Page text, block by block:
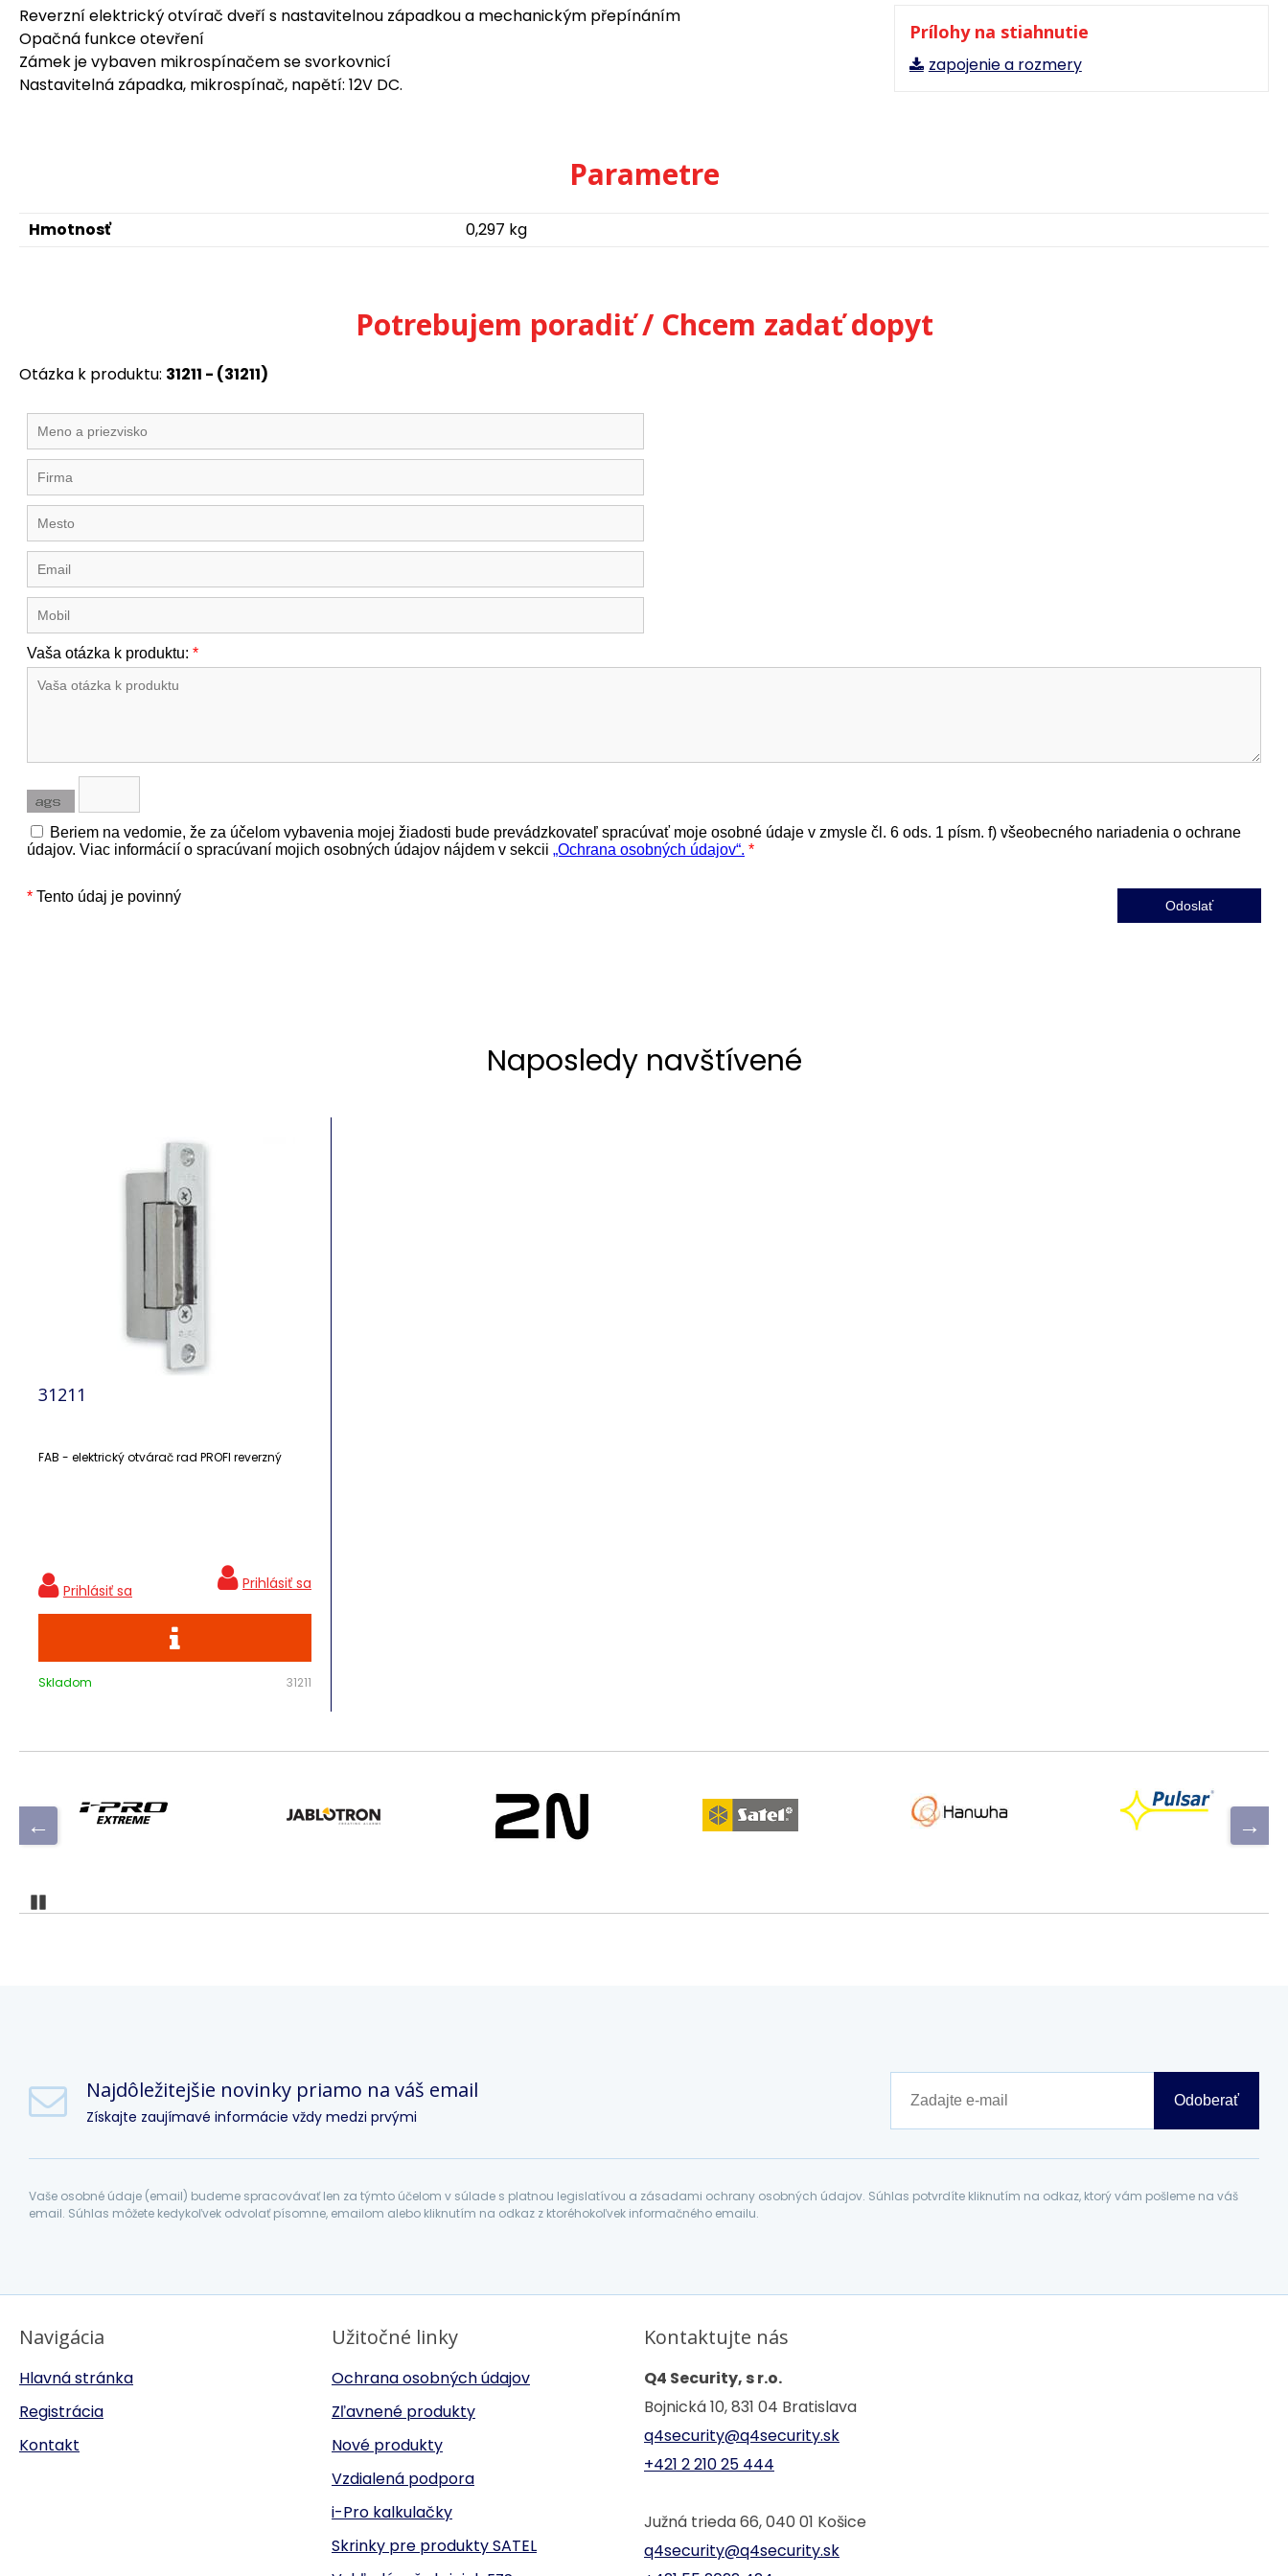
Prílohy na stiahnutie
zapojenie a rozmery
Reverzní elektrický otvírač dveří s nastavitelnou západkou a mechanickým přepínáním
Opačná funkce otevření
Zámek je vybaven mikrospínačem se svorkovnicí
Nastavitelná západka, mikrospínač, napětí: 12V DC.
Parametre
Hmotnosť 0,297 kg
Potrebujem poradiť / Chcem zadať dopyt
Otázka k produktu: 31211 - (31211)
Naposledy navštívené
31211
FAB - elektrický otvárač rad PROFI reverzný
Skladom 31211
Najdôležitejšie novinky priamo na váš email
Získajte zaujímavé informácie vždy medzi prvými
Odoberať
Vaše osobné údaje (email) budeme spracovávať len za týmto účelom v súlade s platnou legislatívou a zásadami ochrany osobných údajov. Súhlas potvrdíte kliknutím na odkaz, ktorý vám pošleme na váš
email. Súhlas môžete kedykoľvek odvolať písomne, emailom alebo kliknutím na odkaz z ktoréhokoľvek informačného emailu.
Navigácia
Hlavná stránka
Registrácia
Kontakt
Užitočné linky
Ochrana osobných údajov
Zľavnené produkty
Nové produkty
Vzdialená podpora
i-Pro kalkulačky
Skrinky pre produkty SATEL
Kontaktujte nás
Q4 Security, s r.o.
Bojnická 10, 831 04 Bratislava
q4security@q4security.sk
+421 2 210 25 444
Južná trieda 66, 040 01 Košice
q4security@q4security.sk